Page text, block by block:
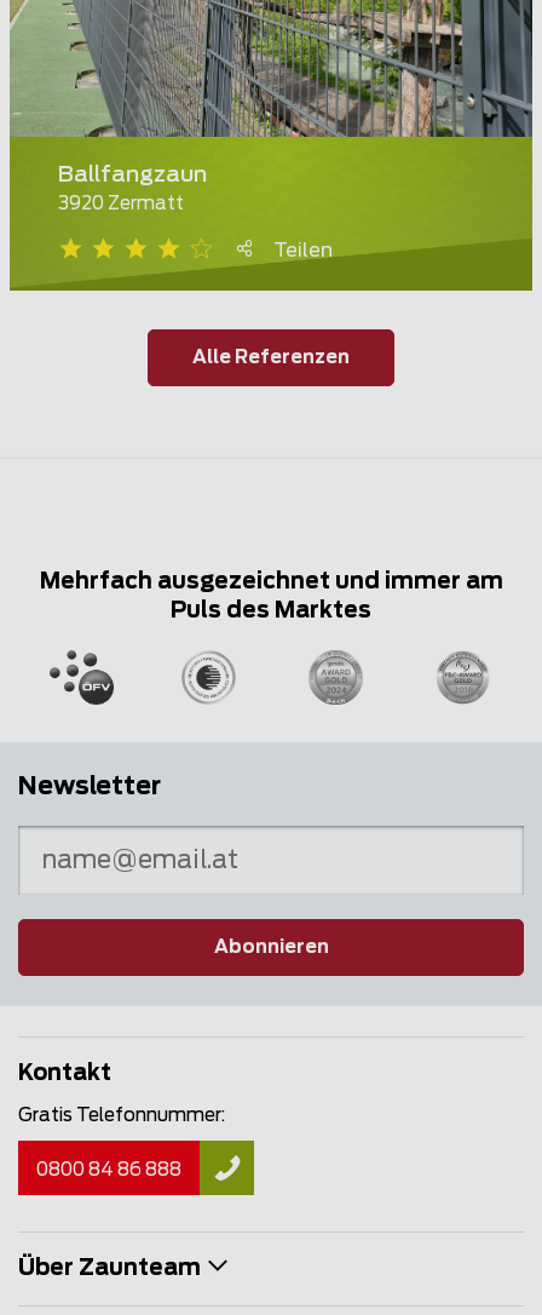
Ballfangzaun
3920 Zermatt
Teilen
Alle Referenzen
Mehrfach ausgezeichnet und immer am
Puls des Marktes
Newsletter
Abonnieren
Kontakt
Gratis Telefonnummer:
0800 84 86 888
Über Zaunteam